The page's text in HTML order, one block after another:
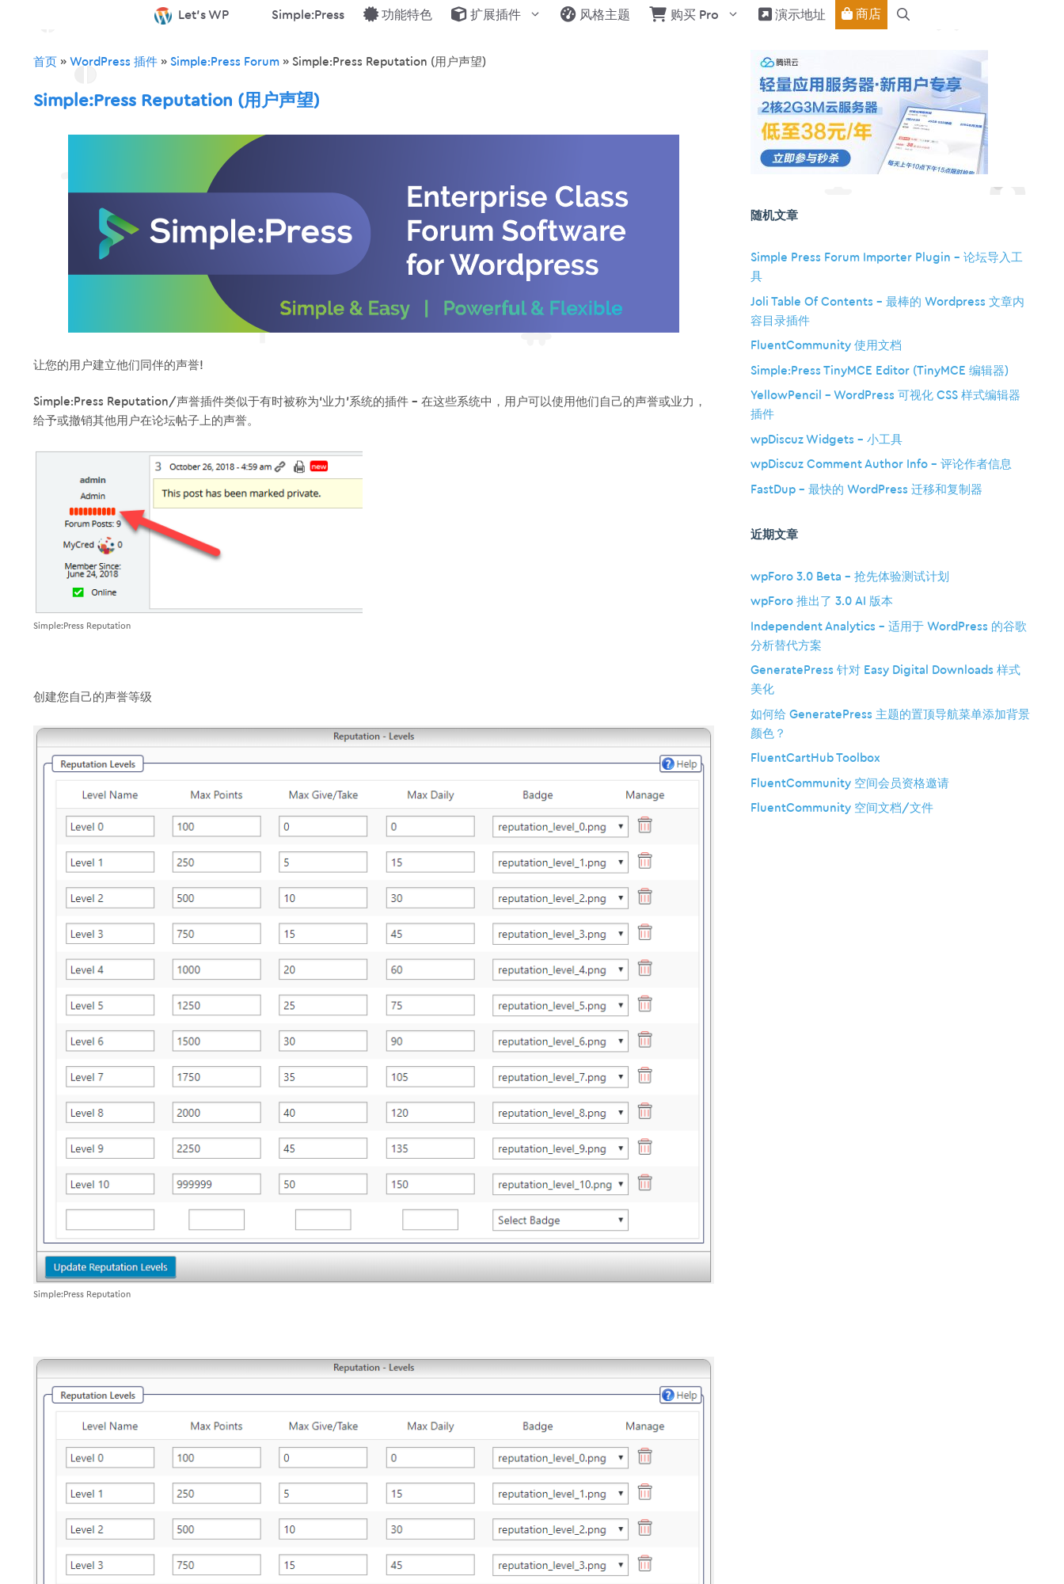
Let’s WP Simple:Press 功能特色 扩展插件 风格主题 购买 Pro 演示地址 商店
首页 » WordPress 插件 » Simple:Press Forum » Simple:Press Reputation (用户声望)
Simple:Press Reputation (用户声望)
让您的用户建立他们同伴的声誉!
Simple:Press Reputation/声誉插件类似于有时被称为‘业力’系统的插件 – 在这些系统中，用户可以使用他们自己的声誉或业力，
给予或撤销其他用户在论坛帖子上的声誉。
Simple:Press Reputation
创建您自己的声誉等级
Simple:Press Reputation
随机文章
Simple Press Forum Importer Plugin – 论坛导入工
具
Joli Table Of Contents – 最棒的 Wordpress 文章内
容目录插件
FluentCommunity 使用文档
Simple:Press TinyMCE Editor (TinyMCE 编辑器)
YellowPencil – WordPress 可视化 CSS 样式编辑器
插件
wpDiscuz Widgets – 小工具
wpDiscuz Comment Author Info – 评论作者信息
FastDup – 最快的 WordPress 迁移和复制器
近期文章
wpForo 3.0 Beta – 抢先体验测试计划
wpForo 推出了 3.0 AI 版本
Independent Analytics – 适用于 WordPress 的谷歌
分析替代方案
GeneratePress 针对 Easy Digital Downloads 样式
美化
如何给 GeneratePress 主题的置顶导航菜单添加背景
颜色？
FluentCartHub Toolbox
FluentCommunity 空间会员资格邀请
FluentCommunity 空间文档/文件